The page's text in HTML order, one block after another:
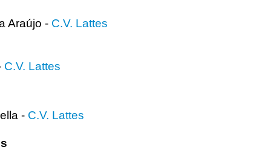
Araújo - C.V. Lattes
C.V. Lattes
- C.V. Lattes